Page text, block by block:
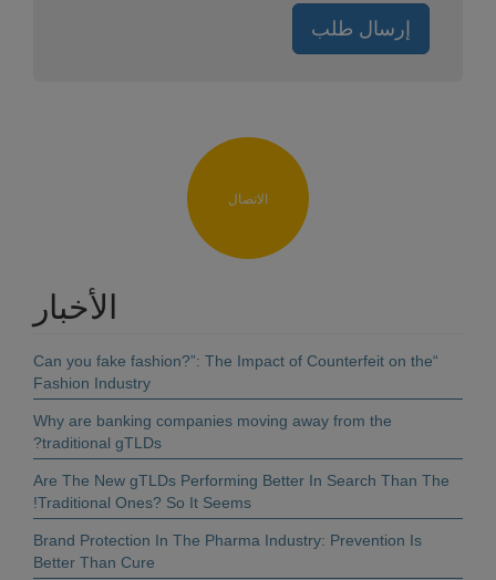
إرسال طلب
الاتصال
الأخبار
“Can you fake fashion?”: The Impact of Counterfeit on the
Fashion Industry
Why are banking companies moving away from the
traditional gTLDs?
Are The New gTLDs Performing Better In Search Than The
Traditional Ones? So It Seems!
Brand Protection In The Pharma Industry: Prevention Is
Better Than Cure